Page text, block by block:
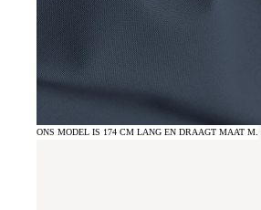
ONS MODEL IS 174 CM LANG EN DRAAGT MAAT M.